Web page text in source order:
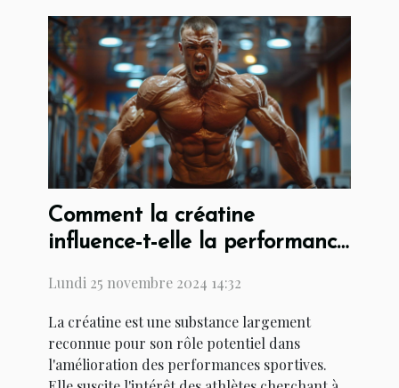
Comment la créatine
influence-t-elle la performance
Lundi 25 novembre 2024 14:32
La créatine est une substance largement
reconnue pour son rôle potentiel dans
l'amélioration des performances sportives.